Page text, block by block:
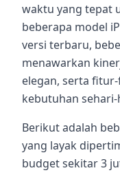
waktu yang tepat
beberapa model
versi terbaru,
menawarkan
elegan, serta
kebutuhan sehari-
Berikut adalah
yang layak
budget sekitar 3